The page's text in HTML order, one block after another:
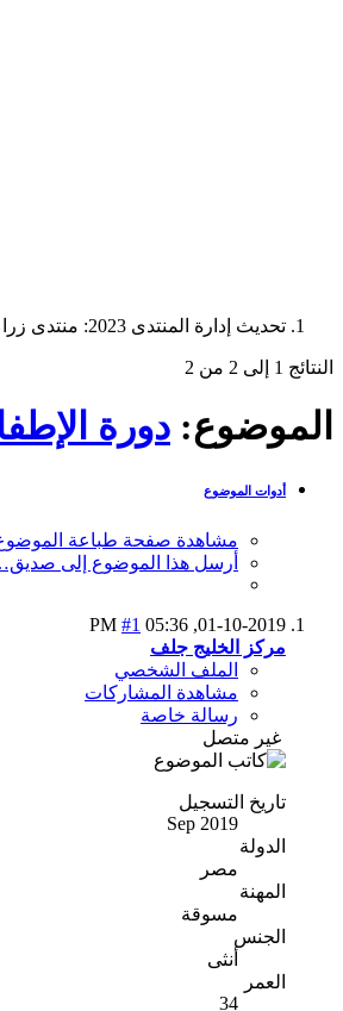
تحديث إدارة المنتدى 2023: منتدى زراعة نت مفتوح حاليا للقراءة فقط، ولا يقبل مشاركات جديدة. يمكنكم استخدام الشريط الظاهر أعلاه للبحث في كافة مواضيع المدوّنة والمنتدى.
النتائج 1 إلى 2 من 2
الموضوع: دورة
أدوات الموضوع
مشاهدة صفحة طباعة
أرسل هذا الموضوع إلى
01-10-2019,
05:36 PM
#1
مركز الخليج جلف
الملف الشخصي
مشاهدة المشاركات
رسالة خاصة
غير متصل
تاريخ التسجيل
Sep 2019
الدولة
مصر
المهنة
مسوقة
الجنس
أنثى
العمر
34